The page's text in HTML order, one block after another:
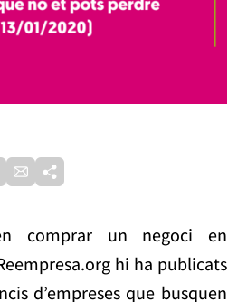
comprar un negoci en
hi ha publicats
d’empreses que busquen